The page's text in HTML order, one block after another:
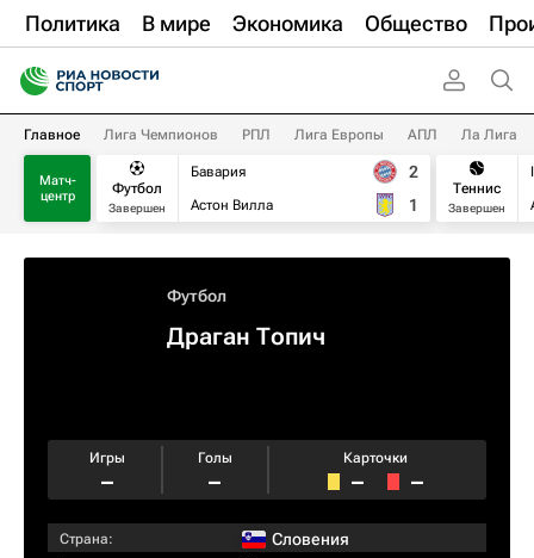
Политика В мире Экономика Общество
Главное Лига Чемпионов РПЛ Лига Европы АПЛ Ла Лига
Матч-
центр
Футбол
Завершен
Бавария
Астон Вилла
2
1
Теннис
Завершен
Футбол
Драган Топич
Игры
–
Голы
–
Карточки
– –
Страна: Словения